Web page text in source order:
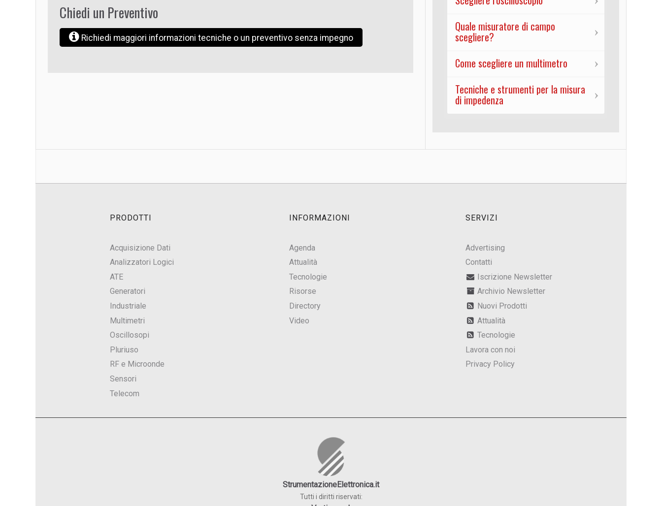
Chiedi un Preventivo
Richiedi maggiori informazioni tecniche o un preventivo senza impegno
Quale misuratore di campo
scegliere?
Come scegliere un multimetro
Tecniche e strumenti per la misura
di impedenza
PRODOTTI
Acquisizione Dati
Analizzatori Logici
ATE
Generatori
Industriale
Multimetri
Oscillosopi
Pluriuso
RF e Microonde
Sensori
Telecom
INFORMAZIONI
Agenda
Attualità
Tecnologie
Risorse
Directory
Video
SERVIZI
Advertising
Contatti
Iscrizione Newsletter
Archivio Newsletter
Nuovi Prodotti
Attualità
Tecnologie
Lavora con noi
Privacy Policy
StrumentazioneElettronica.it
Tutti i diritti riservati: